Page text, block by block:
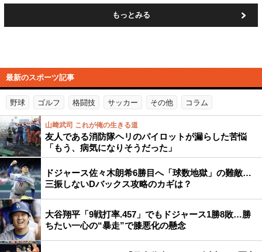
もっとみる
最新のスポーツ記事
野球 ゴルフ 格闘技 サッカー その他 コラム
山﨑武司 これが俺の生きる道
友人である消防隊ヘリのパイロットが漏らした苦悩
「もう、病気になりそうだった」
ドジャース佐々木朗希6勝目へ「球数地獄」の難敵…
三振しないDバックス攻略のカギは？
大谷翔平「9戦打率.457」でもドジャース1勝8敗…勝
ちたい一心の“暴走”で膝悪化の懸念